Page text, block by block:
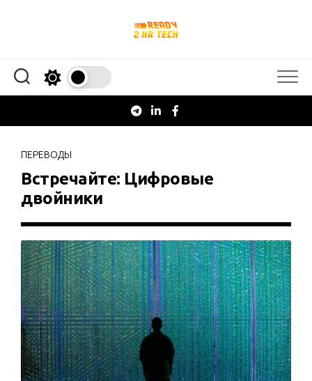
ПЕРЕВОДЫ
Встречайте: Цифровые
двойники